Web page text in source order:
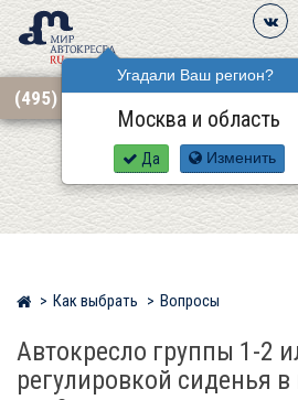
Угадали Ваш регион?
Москва и область
Да Изменить
(495) 668-12-62
Мир детских автокресел
Как выбрать Вопросы
Автокресло группы 1-2
регулировкой сиденья